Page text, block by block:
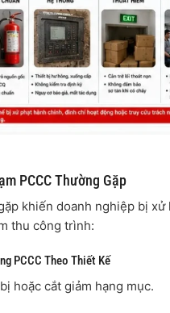
PCCC Thường Gặp
khiến doanh nghiệp bị xử
thu công trình:
PCCC Theo Thiết Kế
hoặc cắt giảm hạng mục.